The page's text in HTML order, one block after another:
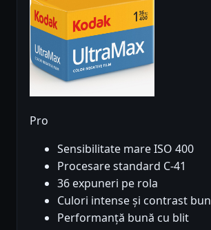
Pro
Sensibilitate mare ISO 400
Procesare standard C-41
36 expuneri pe rola
Culori intense și contrast bun
Performanță bună cu blit